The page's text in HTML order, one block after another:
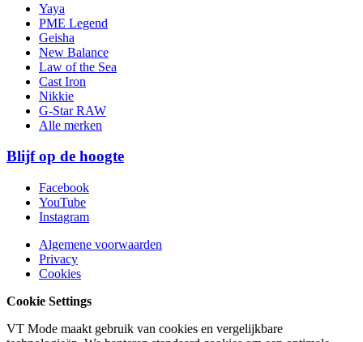
Yaya
PME Legend
Geisha
New Balance
Law of the Sea
Cast Iron
Nikkie
G-Star RAW
Alle merken
Blijf op de hoogte
Facebook
YouTube
Instagram
Algemene voorwaarden
Privacy
Cookies
Cookie Settings
VT Mode maakt gebruik van cookies en vergelijkbare